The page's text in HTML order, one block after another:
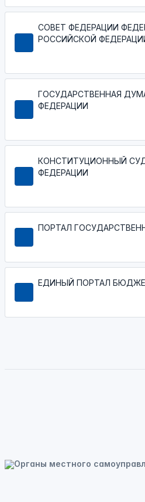
СОВЕТ ФЕДЕРАЦИИ
РОССИЙСКОЙ
ГОСУДАРСТВЕННАЯ
ФЕДЕРАЦИИ
КОНСТИТУЦИОННЫЙ
ФЕДЕРАЦИИ
ПОРТАЛ
ЕДИНЫЙ ПОРТАЛ